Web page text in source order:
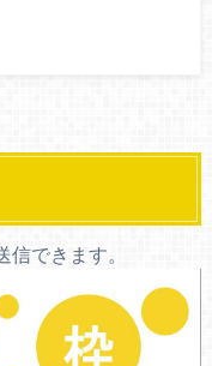
できます。